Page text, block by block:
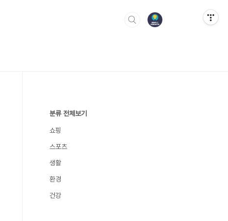
분류 전체보기
쇼핑
스포츠
생활
환경
건강